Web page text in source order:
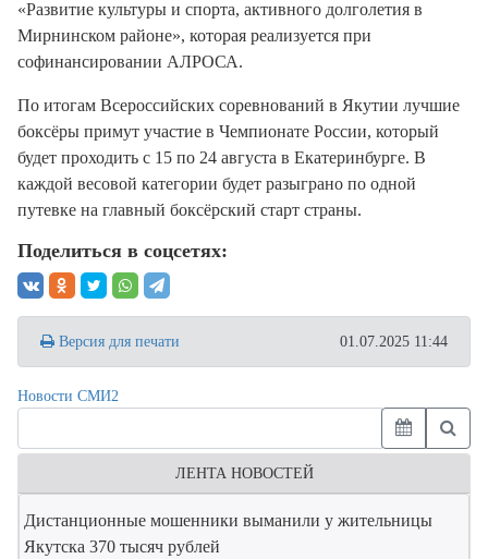
«Развитие культуры и спорта, активного долголетия в
Мирнинском районе», которая реализуется при
софинансировании АЛРОСА.
По итогам Всероссийских соревнований в Якутии лучшие
боксёры примут участие в Чемпионате России, который
будет проходить с 15 по 24 августа в Екатеринбурге. В
каждой весовой категории будет разыграно по одной
путевке на главный боксёрский старт страны.
Поделиться в соцсетях:
Версия для печати 01.07.2025 11:44
Новости СМИ2
ЛЕНТА НОВОСТЕЙ
Дистанционные мошенники выманили у жительницы
Якутска 370 тысяч рублей